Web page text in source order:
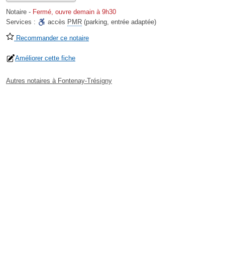
Notaire - Fermé, ouvre demain à 9h30
Services :
accès PMR (parking, entrée adaptée)
Recommander ce notaire
Améliorer cette fiche
Autres notaires à Fontenay-Trésigny